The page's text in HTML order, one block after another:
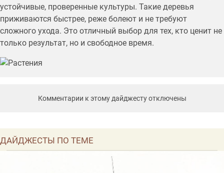
устойчивые, проверенные культуры. Такие деревья
приживаются быстрее, реже болеют и не требуют
сложного ухода. Это отличный выбор для тех, кто ценит не
только результат, но и свободное время.
Комментарии к этому дайджесту отключены
ДАЙДЖЕСТЫ ПО ТЕМЕ